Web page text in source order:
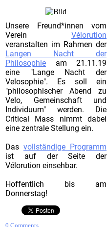
Unsere Freund*innen vom
Verein Vélorution
veranstalten im Rahmen der
Langen Nacht der
Philosophie am 21.11.19
eine "Lange Nacht der
Velosophie". Es soll ein
"philosophischer Abend zu
Velo, Gemeinschaft und
Individuum" werden. Die
Critical Mass nimmt dabei
eine zentrale Stellung ein.
Das vollständige Programm
ist auf der Seite der
Vélorution einsehbar.
Hoffentlich bis am
Donnerstag!
0 Comments